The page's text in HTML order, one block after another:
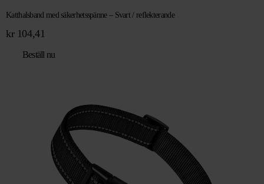
Katthalsband med säkerhetsspänne – Svart / reflekterande
kr104,41
Beställ nu